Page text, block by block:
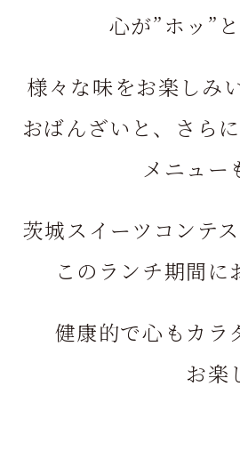
心が”ホッ”
様々な味をお楽しみ
おばんざいと、さら
メニュー
茨城スイーツコンテ
このランチ期間
健康的で心もカラ
お楽